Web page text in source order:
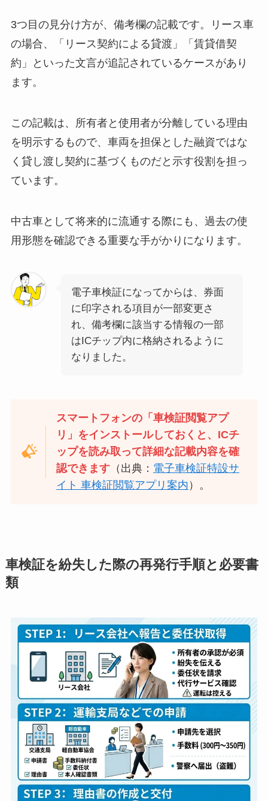
3つ目の見分け方が、備考欄の記載です。リース車
の場合、「リース契約による貸渡」「賃貸借契
約」といった文言が追記されているケースがあり
ます。
この記載は、所有者と使用者が分離している理由
を明示するもので、車両を担保とした融資ではな
く貸し渡し契約に基づくものだと示す役割を担っ
ています。
中古車として将来的に流通する際にも、過去の使
用形態を確認できる重要な手がかりになります。
電子車検証になってからは、券面
に印字される項目が一部変更さ
れ、備考欄に該当する情報の一部
はICチップ内に格納されるように
なりました。
スマートフォンの「車検証閲覧アプ
リ」をインストールしておくと、ICチ
ップを読み取って詳細な記載内容を確
認できます （出典： 電子車検証特設サ
イト 車検証閲覧アプリ案内 ）。
車検証を紛失した際の再発行手順と必要書
類